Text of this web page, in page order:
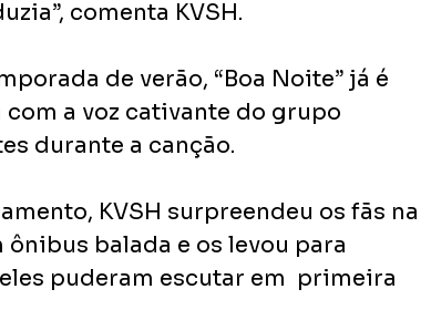
comenta KVSH.
de verão, “Boa Noite” já é
a voz cativante do grupo
durante a canção.
KVSH surpreendeu os fãs na
balada e os levou para
puderam escutar em  primeira